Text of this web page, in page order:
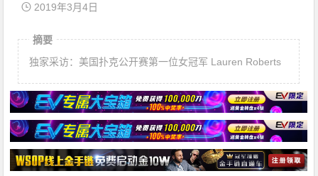
2019年3月4日
摘要
独家采访：美国扑克公开赛第一位女冠军 Lauren Roberts